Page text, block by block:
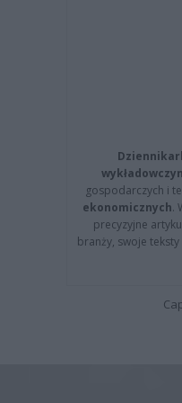
gospodarczych i
ekonomicznych.
precyzyjne
branży, swoje